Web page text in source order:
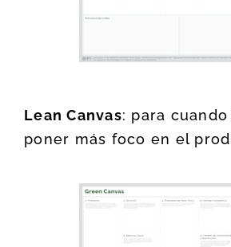
Lean Canvas: para
poner más foco en el